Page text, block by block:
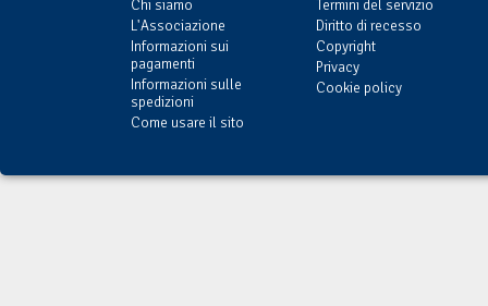
Chi siamo
L'Associazione
Informazioni sui
pagamenti
Informazioni sulle
spedizioni
Come usare il sito
Termini del servizio
Diritto di recesso
Copyright
Privacy
Cookie policy